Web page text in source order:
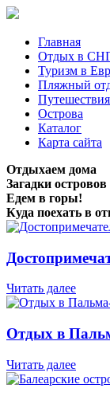
Главная
Отдых в
Туризм в
Пляжный
Путешествия
Острова
Каталог
Карта сайта
Отдыхаем дома
Загадки островов
Едем в горы!
Куда поехать в
Читать далее
Отдых в
Читать далее